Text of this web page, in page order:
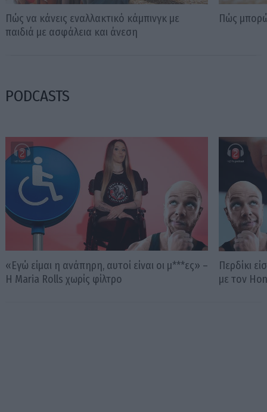
Πώς να κάνεις εναλλακτικό κάμπινγκ με
παιδιά με ασφάλεια και άνεση
Πώς
PODCASTS
«Εγώ είμαι η ανάπηρη, αυτοί είναι οι μ***ες» –
Η Maria Rolls χωρίς φίλτρο
Περδίκι
με τον